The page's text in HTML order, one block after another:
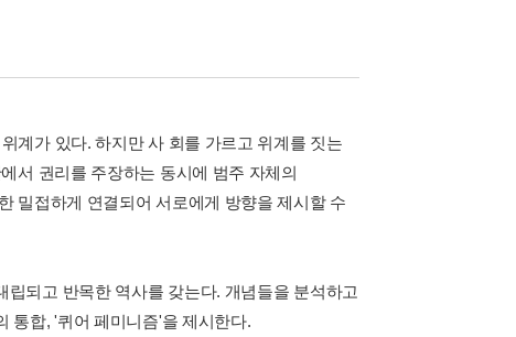
계가 있다. 하지만 사 회를 가르고 위계를 짓는
서 권리를 주장하는 동시에 범주 자체의
밀접하게 연결되어 서로에게 방향을 제시할 수
되고 반목한 역사를 갖는다. 개념들을 분석하고
통합, '퀴어 페미니즘'을 제시한다.